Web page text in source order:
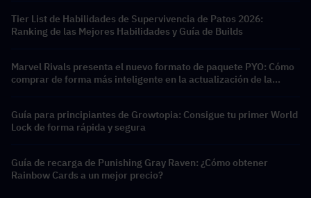
Tier List de Habilidades de Supervivencia de Patos 2026:
Ranking de las Mejores Habilidades y Guía de Builds
Marvel Rivals presenta el nuevo formato de paquete PYO: Cómo
comprar de forma más inteligente en la actualización de la
Guía para principiantes de Growtopia: Consigue tu primer World
Lock de forma rápida y segura
Guía de recarga de Punishing Gray Raven: ¿Cómo obtener
Rainbow Cards a un mejor precio?